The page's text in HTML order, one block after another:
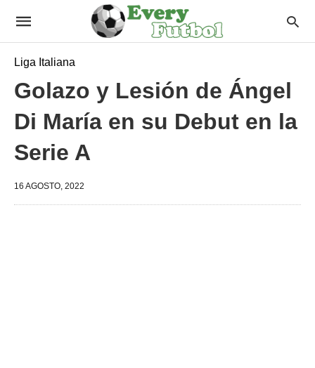
Liga Italiana
Golazo y Lesión de Ángel
Di María en su Debut en la
Serie A
16 AGOSTO, 2022